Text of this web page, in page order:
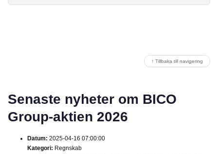
↑ Tillbaka till navigering
Senaste nyheter om BICO
Group-aktien 2026
Datum: 2025-04-16 07:00:00
Kategori: Regnskab